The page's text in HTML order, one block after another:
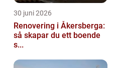
30 juni 2026
Renovering i Åkersberga:
så skapar du ett boende
s...